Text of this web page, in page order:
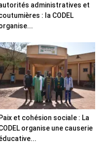
administratives et
: la CODEL
Paix et cohésion sociale : La
organise une causerie